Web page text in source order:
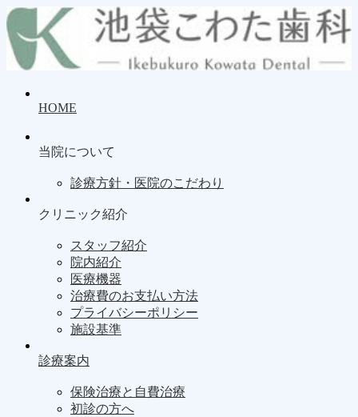
HOME
当院について
診療方針・医院のこだわり
クリニック紹介
スタッフ紹介
院内紹介
医療機器
治療費のお支払い方法
プライバシーポリシー
施設基準
診療案内
保険治療と自費治療
初診の方へ